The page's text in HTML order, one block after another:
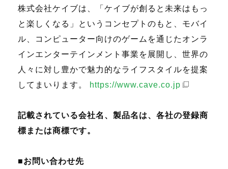
株式会社ケイブは、「ケイブが創ると未来はもっ
と楽しくなる」というコンセプトのもと、モバイ
ル、コンピューター向けのゲームを通じたオンラ
インエンターテインメント事業を展開し、世界の
人々に対し豊かで魅力的なライフスタイルを提案
してまいります。
https://www.cave.co.jp
記載されている会社名、製品名は、各社の登録商
標または商標です。
■お問い合わせ先